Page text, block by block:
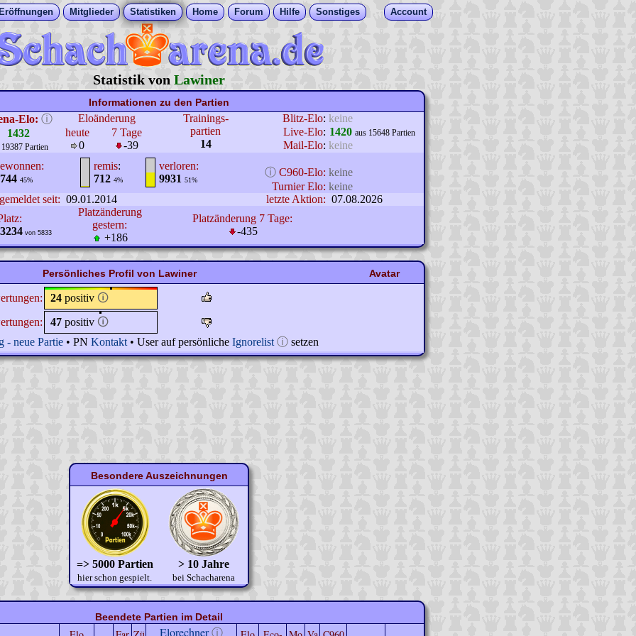
Mitglieder Statistiken Home Forum Hilfe Sonstiges Account
Statistik von Lawiner
Informationen zu den Partien
Elo: ⓘ
1432
19387 Partien
Eloänderung
Trainings-
partien
14
Blitz-Elo: keine
heute
0
7 Tage
-39
Live-Elo: 1420 aus 15648 Partien
Mail-Elo: keine
45%
remis:
712 4%
verloren:
9931 51%
ⓘ C960-Elo: keine
Turnier Elo: keine
seit: 09.01.2014 letzte Aktion: 07.08.2026
3234 von 5833
Platzänderung
gestern:
+186
Platzänderung 7 Tage:
-435
Persönliches Profil von Lawiner Avatar
24 positiv 🛈
47 positiv 🛈
- neue Partie • PN Kontakt • User auf persönliche Ignorelist ⓘ setzen
Besondere Auszeichnungen
=> 5000 Partien
hier schon gespielt.
> 10 Jahre
bei Schacharena
Beendete Partien im Detail
Elorechnerⓘ